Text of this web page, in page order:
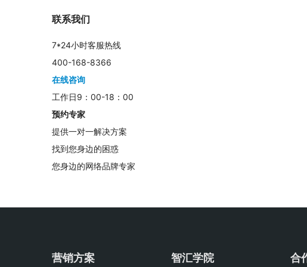
联系我们
7*24小时客服热线
400-168-8366
在线咨询
工作日9：00-18：00
预约专家
提供一对一解决方案
找到您身边的困惑
您身边的网络品牌专家
营销方案 智汇学院 合